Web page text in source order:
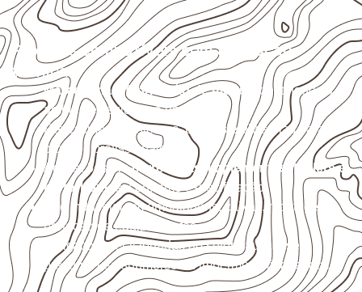
Projetos compatíveis com avaliação
técnica
Marcenaria e fabricação de móveis
destinados a
ambientes sujeitos à umidade.
Revestimentos internos, painéis e divisórias para
projetos profissionais.
Aplicações emcarrocerias, implementos, trailers e
motorhomes, conforme especificação.
Uso industrial em embalagens, caixas, montagem e
proteção de equipamentos.
Aplicações relacionadas ao setor náutico, sem
presumir uso submerso ou impermeabilidade total.